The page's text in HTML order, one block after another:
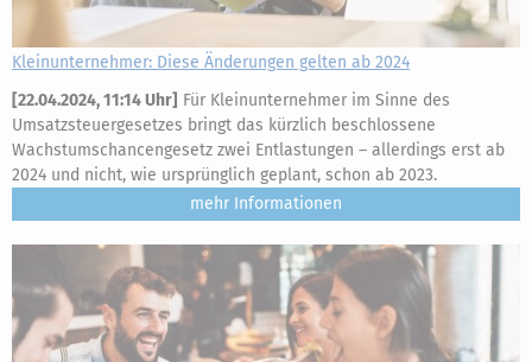
Kleinunternehmer: Diese Änderungen gelten ab 2024
[22.04.2024, 11:14 Uhr] Für Kleinunternehmer im Sinne des
Umsatzsteuergesetzes bringt das kürzlich beschlossene
Wachstumschancengesetz zwei Entlastungen – allerdings erst ab
2024 und nicht, wie ursprünglich geplant, schon ab 2023.
mehr